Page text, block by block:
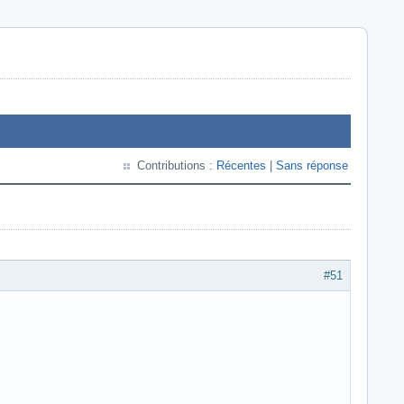
Contributions : Récentes Sans réponse
#51